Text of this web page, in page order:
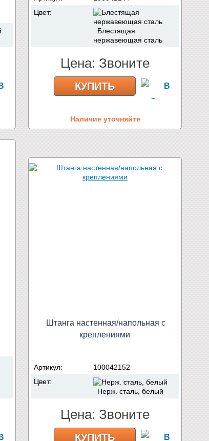
Цвет:
Блестящая
нержавеющая сталь
Цена: Звоните
КУПИТЬ
Наличие уточняйте
Штанга настенная/напольная с
креплениями
Артикул:
100042152
Цвет:
Нерж. сталь, белый
Цена: Звоните
КУПИТЬ